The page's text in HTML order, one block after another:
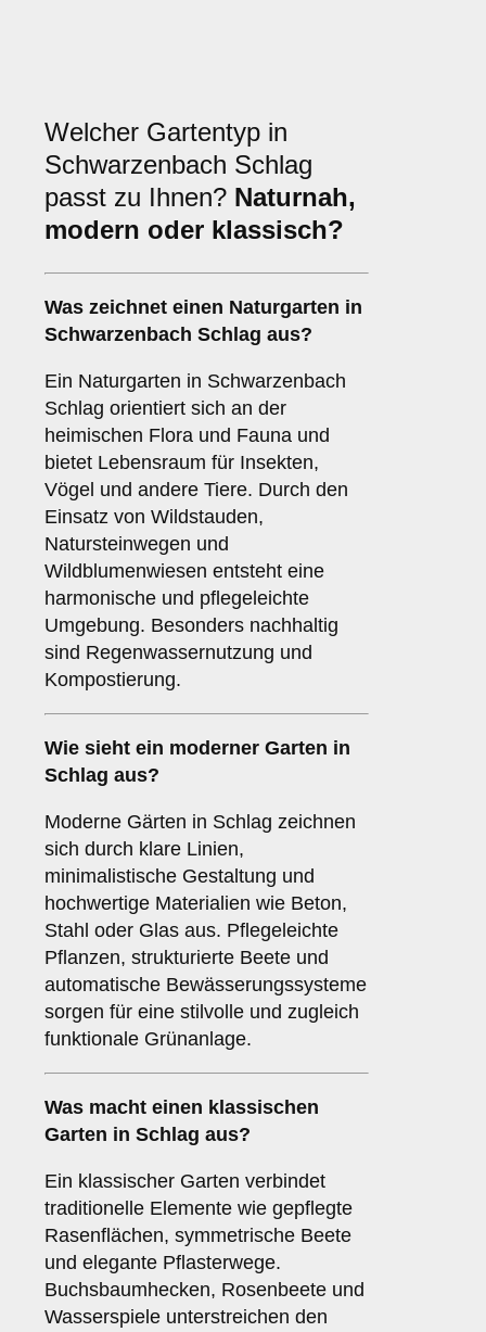
Welcher Gartentyp in
Schwarzenbach Schlag
passt zu Ihnen? Naturnah,
modern oder klassisch?
Was zeichnet einen Naturgarten in
Schwarzenbach Schlag aus?
Ein Naturgarten in Schwarzenbach
Schlag orientiert sich an der
heimischen Flora und Fauna und
bietet Lebensraum für Insekten,
Vögel und andere Tiere. Durch den
Einsatz von Wildstauden,
Natursteinwegen und
Wildblumenwiesen entsteht eine
harmonische und pflegeleichte
Umgebung. Besonders nachhaltig
sind Regenwassernutzung und
Kompostierung.
Wie sieht ein moderner Garten in
Schlag aus?
Moderne Gärten in Schlag zeichnen
sich durch klare Linien,
minimalistische Gestaltung und
hochwertige Materialien wie Beton,
Stahl oder Glas aus. Pflegeleichte
Pflanzen, strukturierte Beete und
automatische Bewässerungssysteme
sorgen für eine stilvolle und zugleich
funktionale Grünanlage.
Was macht einen klassischen
Garten in Schlag aus?
Ein klassischer Garten verbindet
traditionelle Elemente wie gepflegte
Rasenflächen, symmetrische Beete
und elegante Pflasterwege.
Buchsbaumhecken, Rosenbeete und
Wasserspiele unterstreichen den